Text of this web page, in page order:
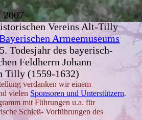
2007
Vereins Alt-Tilly
Armeemuseums
Todesjahr des bayerisch-
Feldherrn Johann
Tilly (1559-1632)
verdanken wir einem
vielen Sponsoren und Unterstützern.
mit Führungen u.a. für
Schieß- Vorführungen des